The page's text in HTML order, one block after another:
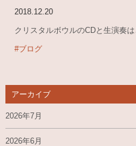
2018.12.20
クリスタルボウルのCDと生演奏
#ブログ
アーカイブ
2026年7月
2026年6月